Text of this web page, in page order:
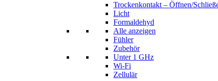
Trockenkontakt – Öffnen/
Licht
Formaldehyd
Alle anzeigen
Fühler
Zubehör
Unter 1 GHz
Wi-Fi
Zellulär